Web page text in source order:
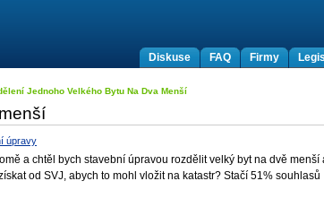
Firmy
FAQ
Diskuse
Jednoho Velkého Bytu Na Dva Menší
úpravy
a chtěl bych stavební úpravou rozdělit velký byt na dvě menší
od SVJ, abych to mohl vložit na katastr? Stačí 51% souhlasů